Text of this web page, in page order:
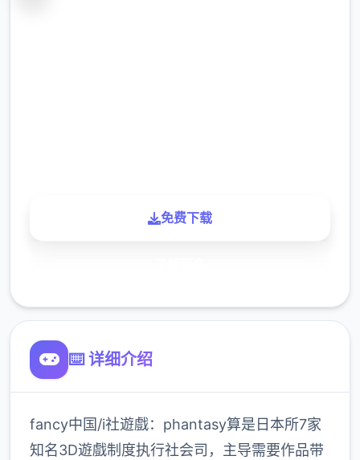
免费下载
⌨️ 详细介绍
fancy中国/i社遊戲：phantasy算是日本所7家
知名3D遊戲制度执行社会司，主导需要作品带